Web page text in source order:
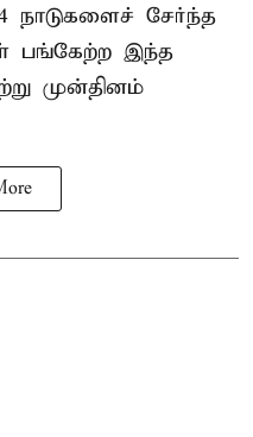
நாடுகளைச் சேர்ந்த
பங்கேற்ற இந்த
முன்தினம்